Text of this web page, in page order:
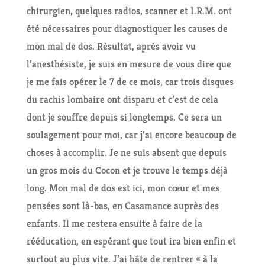
chirurgien, quelques radios, scanner et I.R.M. ont
été nécessaires pour diagnostiquer les causes de
mon mal de dos. Résultat, après avoir vu
l’anesthésiste, je suis en mesure de vous dire que
je me fais opérer le 7 de ce mois, car trois disques
du rachis lombaire ont disparu et c’est de cela
dont je souffre depuis si longtemps. Ce sera un
soulagement pour moi, car j’ai encore beaucoup de
choses à accomplir. Je ne suis absent que depuis
un gros mois du Cocon et je trouve le temps déjà
long. Mon mal de dos est ici, mon cœur et mes
pensées sont là-bas, en Casamance auprès des
enfants. Il me restera ensuite à faire de la
rééducation, en espérant que tout ira bien enfin et
surtout au plus vite. J’ai hâte de rentrer « à la